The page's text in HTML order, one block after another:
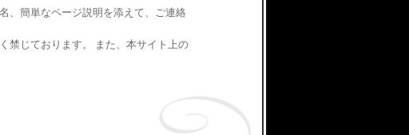
、簡単なページ説明を添えて、ご連絡
禁じております。 また、本サイト上の